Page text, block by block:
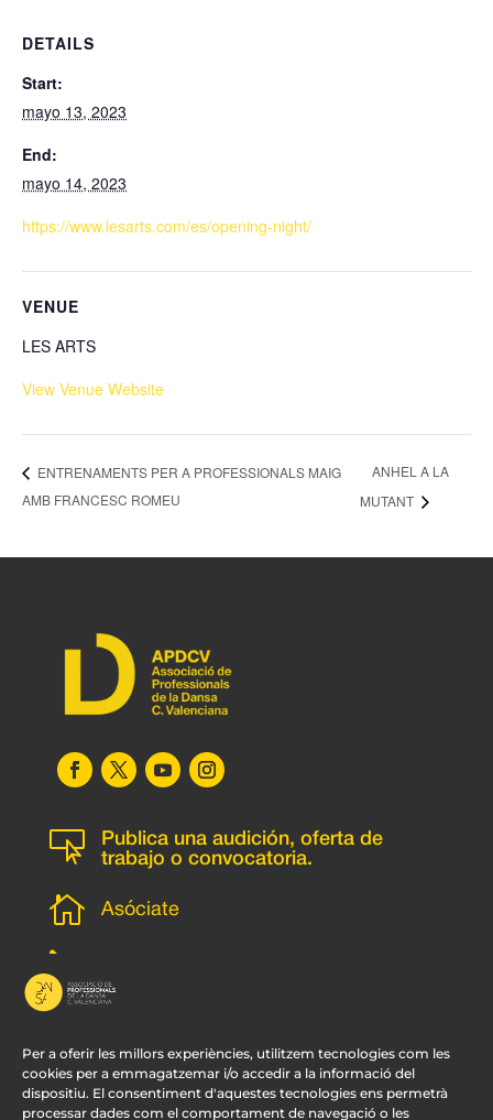
Per a oferir les millors experiències, utilitzem tecnologies com les
cookies per a emmagatzemar i/o accedir a la informació del
dispositiu. El consentiment d'aquestes tecnologies ens permetrà
processar dades com el comportament de navegació o les
DETAILS
Start:
mayo 13, 2023
End:
mayo 14, 2023
https://www.lesarts.com/es/opening-night/
VENUE
LES ARTS
View Venue Website
ENTRENAMENTS PER A PROFESSIONALS MAIG
AMB FRANCESC ROMEU
ANHEL A LA
MUTANT

Publica una audición, oferta de
trabajo o convocatoria.
 Asóciate
l